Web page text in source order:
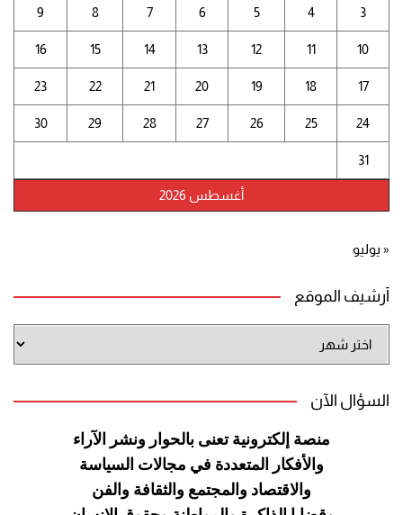
أغسطس 2026
3
4
5
6
7
8
9
10
11
12
13
14
15
16
17
18
19
20
21
22
23
24
25
26
27
28
29
30
31
« يوليو
أرشيف الموقع
الموقع
السؤال الآن
منصة إلكترونية تعنى بالحوار ونشر
الآراء
والأفكار المتعددة في مجالات السياسة
والاقتصاد والمجتمع والثقافة والفن